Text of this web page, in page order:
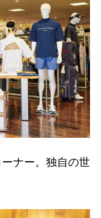
ナー。独自の世